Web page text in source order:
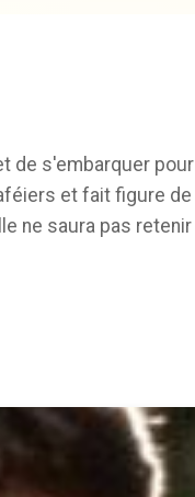
de s'embarquer pour
et fait figure de
ne saura pas retenir